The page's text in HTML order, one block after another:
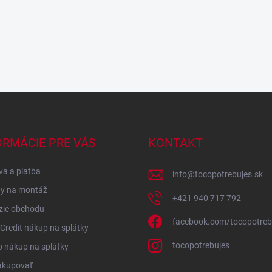
PRE VÁS
a platba
na montáž
obchodu
nákup na splátky
nákup na splátky
KONTAKT
info@tocopotrebujes.sk
+421 940 717 792
facebook.com/
tocopotrebujes